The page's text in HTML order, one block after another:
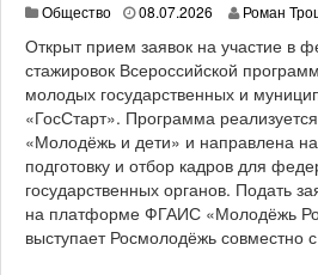
Общество 08.07.2026 Роман
Открыт прием заявок на участие в
стажировок Всероссийской
молодых государственных и
«ГосСтарт». Программа
«Молодёжь и дети» и направлена
подготовку и отбор кадров для
государственных органов. Подать
на платформе ФГАИС «Молодёжь
выступает Росмолодёжь совместно